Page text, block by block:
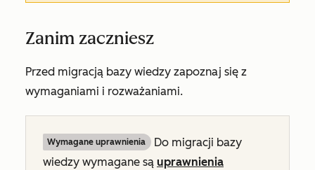
Zanim zaczniesz
Przed migracją bazy wiedzy zapoznaj się z
wymaganiami i rozważaniami.
Wymagane uprawnienia
Do migracji bazy
wiedzy wymagane są uprawnienia